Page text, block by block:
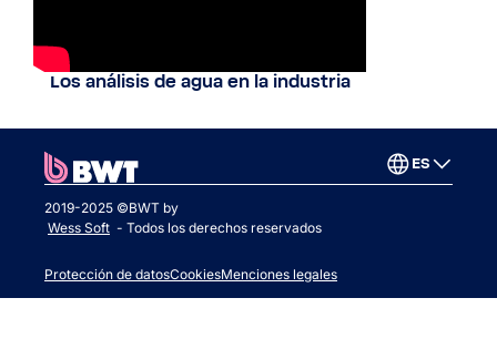
Los análisis de agua en la industria
ES
2019-2025 ©BWT by
Wess Soft - Todos los derechos reservados
Protección de datosCookiesMenciones legales